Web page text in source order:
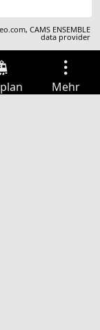
,CAMS ENSEMBLE
data provider
Mehr